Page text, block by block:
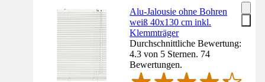
Alu-Jalousie ohne Bohren
weiß 40x130 cm inkl.
Klemmträger
Durchschnittliche Bewertung:
4.3 von 5 Sternen. 74
Bewertungen.